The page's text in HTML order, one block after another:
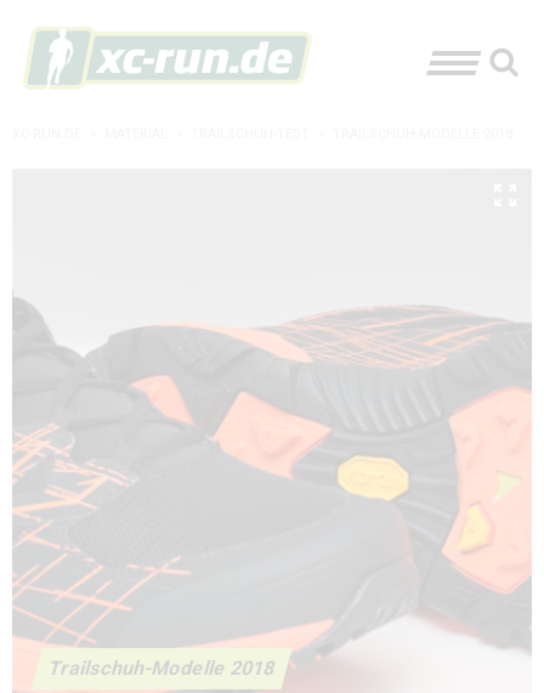
Trailschuh-Modelle 2018